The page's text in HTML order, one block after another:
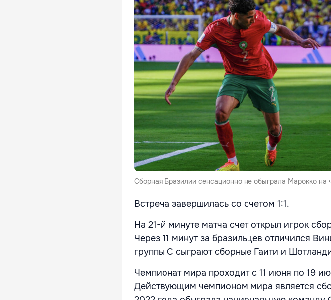
Сборная Бразилии сенсационно не обыграла Марокко на
Встреча завершилась со счетом 1:1.
На 21-й минуте матча счет открыл игрок
Через 11 минут за бразильцев отличился
группы C сыграют сборные Гаити и
Чемпионат мира проходит с 11 июня по 19
Действующим чемпионом мира является